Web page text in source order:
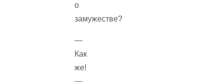
о
замужестве?
—
Как
же!